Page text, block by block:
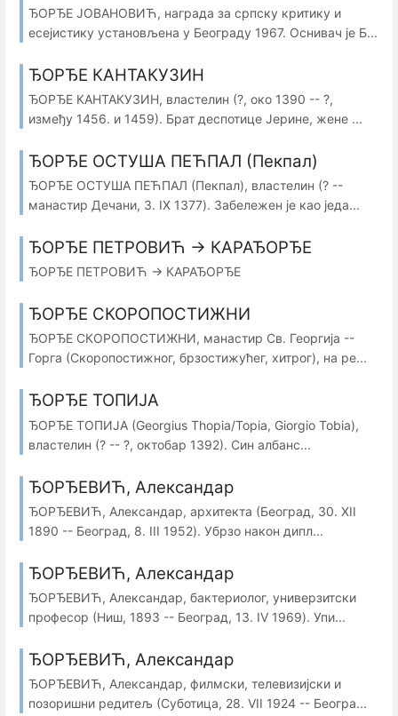
ЂОРЂЕ ЈОВАНОВИЋ, награда за српску критику и
есејистику установљена у Београду 1967. Оснивач је Б...
ЂОРЂЕ КАНТАКУЗИН
ЂОРЂЕ КАНТАКУЗИН, властелин (?, око 1390 -- ?,
између 1456. и 1459). Брат деспотице Јерине, жене ...
ЂОРЂЕ ОСТУША ПЕЋПАЛ (Пекпал)
ЂОРЂЕ ОСТУША ПЕЋПАЛ (Пекпал), властелин (? --
манастир Дечани, 3. IX 1377). Забележен је као једа...
ЂОРЂЕ ПЕТРОВИЋ → КАРАЂОРЂЕ
ЂОРЂЕ ПЕТРОВИЋ → КАРАЂОРЂЕ
ЂОРЂЕ СКОРОПОСТИЖНИ
ЂОРЂЕ СКОРОПОСТИЖНИ, манастир Св. Георгија --
Горга (Скоропостижног, брзостижућег, хитрог), на ре...
ЂОРЂЕ ТОПИЈА
ЂОРЂЕ ТОПИЈА (Georgius Thopia/Topia, Giorgio Tobia),
властелин (? -- ?, октобар 1392). Син албанс...
ЂОРЂЕВИЋ, Александар
ЂОРЂЕВИЋ, Александар, архитекта (Београд, 30. XII
1890 -- Београд, 8. III 1952). Убрзо након дипл...
ЂОРЂЕВИЋ, Александар
ЂОРЂЕВИЋ, Александар, бактериолог, универзитски
професор (Ниш, 1893 -- Београд, 13. IV 1969). Упи...
ЂОРЂЕВИЋ, Александар
ЂОРЂЕВИЋ, Александар, филмски, телевизијски и
позоришни редитељ (Суботица, 28. VII 1924 -- Београ...